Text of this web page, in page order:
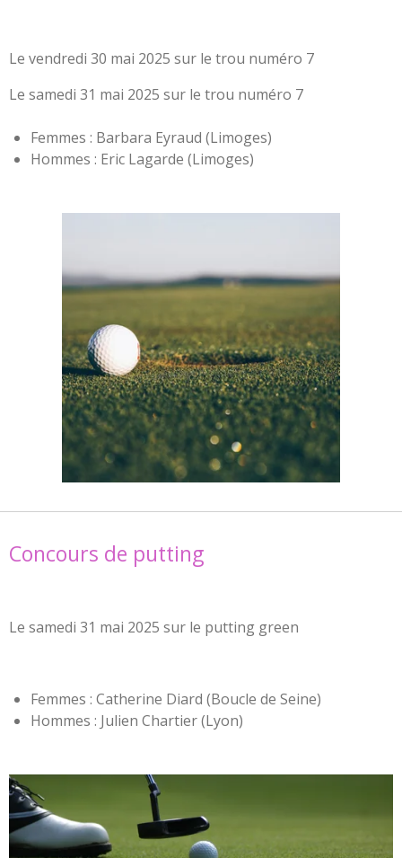
Le vendredi 30 mai 2025 sur le trou numéro 7
Le samedi 31 mai 2025 sur le trou numéro 7
Femmes : Barbara Eyraud (Limoges)
Hommes : Eric Lagarde (Limoges)
Concours de putting
Le samedi 31 mai 2025 sur le putting green
Femmes : Catherine Diard (Boucle de Seine)
Hommes : Julien Chartier (Lyon)